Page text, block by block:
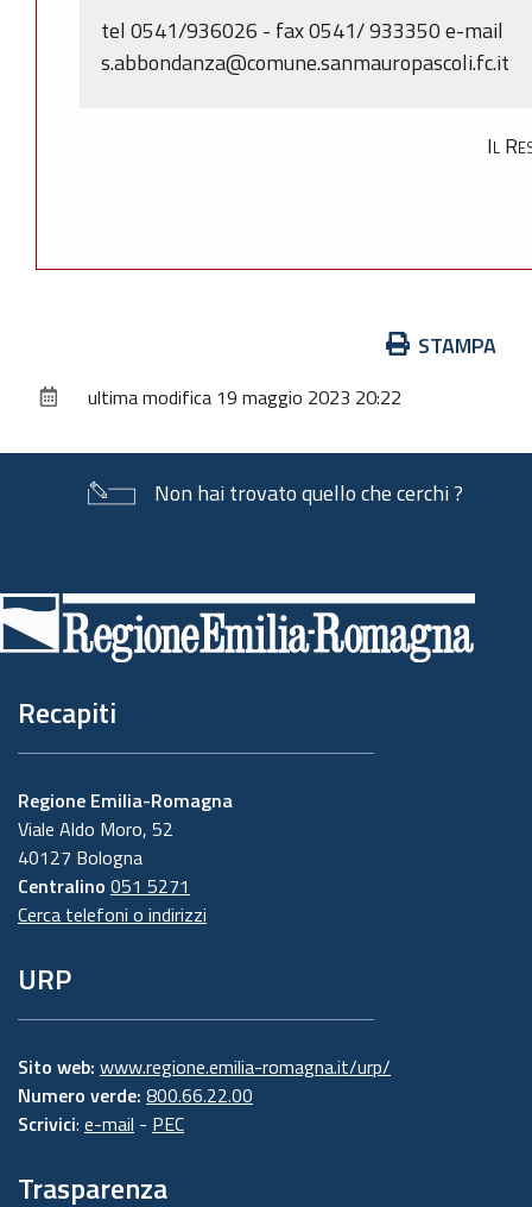
tel 0541/936026 - fax 0541/ 933350 e-mail
s.abbondanza@comune.sanmauropascoli.fc.it
Il
documento
STAMPA
ultima modifica 19 maggio 2023 20:22
Non hai trovato quello che cerchi ?
di
pagina
Recapiti
Regione Emilia-Romagna
Viale Aldo Moro, 52
40127 Bologna
Centralino 051 5271
Cerca telefoni o indirizzi
URP
Sito web: www.regione.emilia-romagna.it/urp/
Numero verde: 800.66.22.00
Scrivici: e-mail - PEC
Trasparenza